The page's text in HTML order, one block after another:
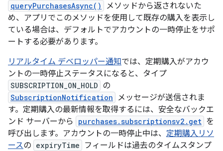
queryPurchasesAsync()
メソッドから返されないた
め、アプリでこのメソッドを使用して既存の購入を表示し
ている場合は、デフォルトでアカウントの一時停止をサポ
ートする必要があります。
リアルタイム デベロッパー通知では、定期購入がアカウ
ントの一時停止ステータスになると、タイプ
SUBSCRIPTION_ON_HOLD の
SubscriptionNotification
メッセージが送信されま
す。定期購入の最新情報を取得するには、安全なバックエ
ンド サーバーから
purchases.subscriptionsv2.get を
呼び出します。アカウントの一時停止中は、 定期購入リソ
ースの expiryTime
フィールドは過去のタイムスタンプ